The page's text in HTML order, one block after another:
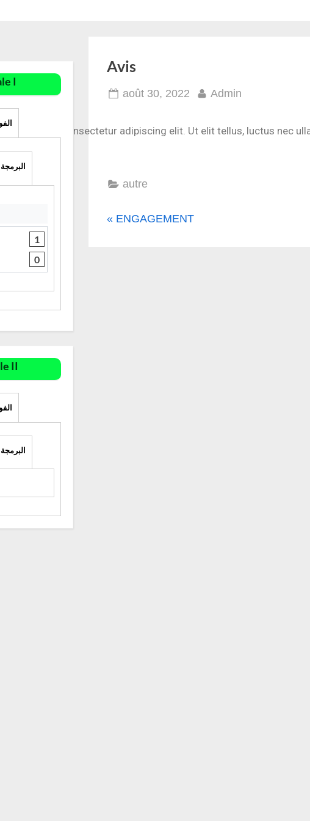
Avis
août 30, 2022 Admin
sit amet, consectetur adipiscing elit. Ut elit tellus, luctus nec
autre
ENGAGEMENT
I
البرمجة
1
0
II
البرمجة